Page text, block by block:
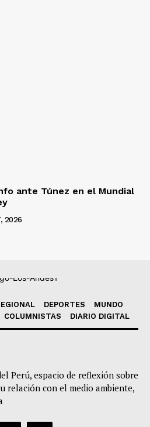
ante Túnez en el Mundial
2026
DEPORTES
MUNDO
COLUMNISTAS DIARIO DIGITAL
Perú, espacio de reflexión sobre
relación con el medio ambiente,